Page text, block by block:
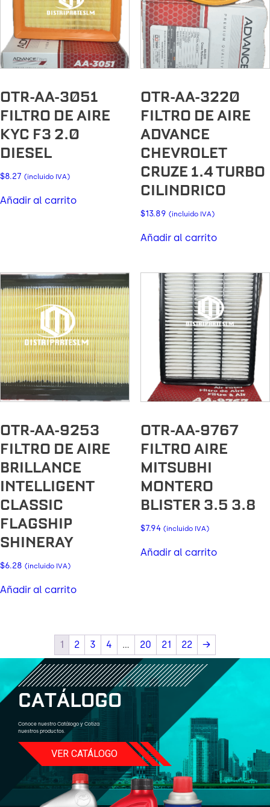
OTR-AA-3051
FILTRO DE AIRE
KYC F3 2.0
DIESEL
$8.27 (incluido IVA)
Añadir al carrito
OTR-AA-3220
FILTRO DE AIRE
ADVANCE
CHEVROLET
CRUZE 1.4 TURBO
CILINDRICO
$13.89 (incluido IVA)
Añadir al carrito
OTR-AA-9253
FILTRO DE AIRE
BRILLANCE
INTELLIGENT
CLASSIC
FLAGSHIP
SHINERAY
$6.28 (incluido IVA)
Añadir al carrito
OTR-AA-9767
FILTRO AIRE
MITSUBHI
MONTERO
BLISTER 3.5 3.8
$7.94 (incluido IVA)
Añadir al carrito
1 2 3 4 … 20 21 22 →
CATÁLOGO
Conoce nuestro Catálogo y Cotiza
nuestros productos.
VER CATÁLOGO